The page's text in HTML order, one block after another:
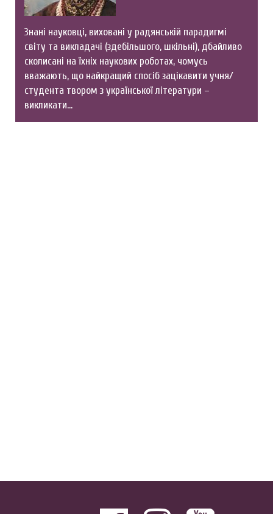
Знані науковці, виховані у радянській парадигмі
світу та викладачі (здебільшого, шкільні), дбайливо
сколисані на їхніх наукових роботах, чомусь
вважають, що найкращий спосіб зацікавити учня/
студента твором з української літератури –
викликати…